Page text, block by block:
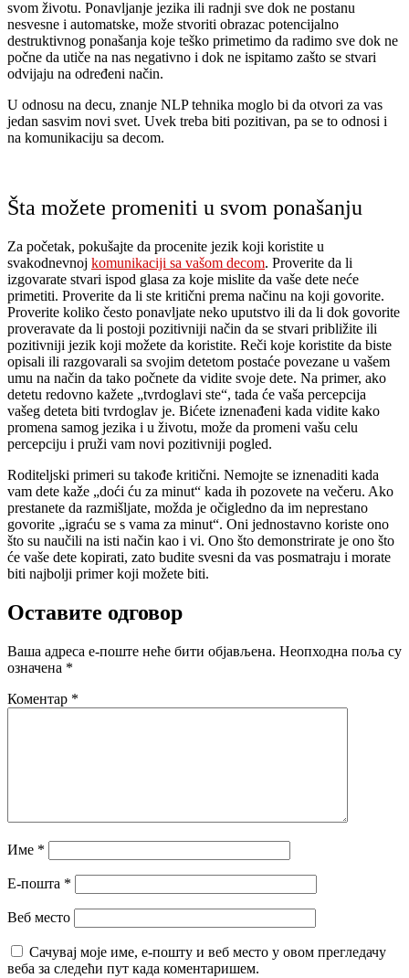
svom životu. Ponavljanje jezika ili radnji sve dok ne postanu
nesvesne i automatske, može stvoriti obrazac potencijalno
destruktivnog ponašanja koje teško primetimo da radimo sve dok ne
počne da utiče na nas negativno i dok ne ispitamo zašto se stvari
odvijaju na određeni način.
U odnosu na decu, znanje NLP tehnika moglo bi da otvori za vas
jedan sasvim novi svet. Uvek treba biti pozitivan, pa se to odnosi i
na komunikaciju sa decom.
Šta možete promeniti u svom ponašanju
Za početak, pokušajte da procenite jezik koji koristite u
svakodnevnoj komunikaciji sa vašom decom. Proverite da li
izgovarate stvari ispod glasa za koje mislite da vaše dete neće
primetiti. Proverite da li ste kritični prema načinu na koji govorite.
Proverite koliko često ponavljate neko uputstvo ili da li dok govorite
proveravate da li postoji pozitivniji način da se stvari približite ili
pozitivniji jezik koji možete da koristite. Reči koje koristite da biste
opisali ili razgovarali sa svojim detetom postaće povezane u vašem
umu na način da tako počnete da vidite svoje dete. Na primer, ako
detetu redovno kažete „tvrdoglavi ste“, tada će vaša percepcija
vašeg deteta biti tvrdoglav je. Bićete iznenađeni kada vidite kako
promena samog jezika i u životu, može da promeni vašu celu
percepciju i pruži vam novi pozitivniji pogled.
Roditeljski primeri su takođe kritični. Nemojte se iznenaditi kada
vam dete kaže „doći ću za minut“ kada ih pozovete na večeru. Ako
prestanete da razmišljate, možda je očigledno da im neprestano
govorite „igraću se s vama za minut“. Oni jednostavno koriste ono
što su naučili na isti način kao i vi. Ono što demonstrirate je ono što
će vaše dete kopirati, zato budite svesni da vas posmatraju i morate
biti najbolji primer koji možete biti.
Оставите одговор
Ваша адреса е-поште неће бити објављена. Неопходна поља су
означена *
Коментар *
Име *
Е-пошта *
Веб место
Сачувај моје име, е-пошту и веб место у овом прегледачу
веба за следећи пут када коментаришем.